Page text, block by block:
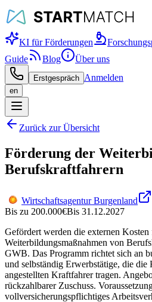
KI für Förderungen
Guide
Blog Über uns
Erstgespräch Anmelden
en
Zurück zur Übersicht
Förderung der
Berufskraftfahrern
Wirtschaftsagentur Burgenland
Bis zu 200.000€Bis 31.12.2027
Gefördert werden die externen Kosten
Weiterbildungsmaßnahmen von
GWB. Das Programm richtet sich an
und selbständig Erwerbstätige, die
angestellten Kraftfahrer tragen.
rückzahlbarer Zuschuss.
vollversicherungspflichtiges